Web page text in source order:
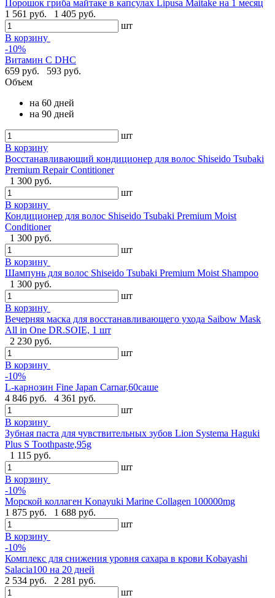
Порошок гриба майтаке в капсулах Lipusa Maitake на 1 месяц
1 561 руб.
1 405 руб.
шт
В корзину
-10%
Витамин С DHC
659 руб.
593 руб.
Объем
на 60 дней
на 90 дней
шт
В корзину
Восстанавливающий кондиционер для волос Shiseido Tsubaki
Premium Repair Contitioner
1 300 руб.
шт
В корзину
Кондиционер для волос Shiseido Tsubaki Premium Moist
Conditioner
1 300 руб.
шт
В корзину
Шампунь для волос Shiseido Tsubaki Premium Moist Shampoo
1 300 руб.
шт
В корзину
Вечерняя маска для восстанавливающего ухода Saibow Mask
All in One DR.SOIE, 1 шт
2 230 руб.
шт
В корзину
-10%
L-карнозин Fine Japan Carnar,60саше
4 846 руб.
4 361 руб.
шт
В корзину
Зубная паста для чувствительных зубов Lion Systema Haguki
Plus S Toothpaste,95g
1 115 руб.
шт
В корзину
-10%
Морской коллаген Konayuki Marine Collagen 100000mg
1 875 руб.
1 688 руб.
шт
В корзину
-10%
Комплекс для снижения уровня сахара в крови Kobayashi
Salacia100 на 20 дней
2 534 руб.
2 281 руб.
шт